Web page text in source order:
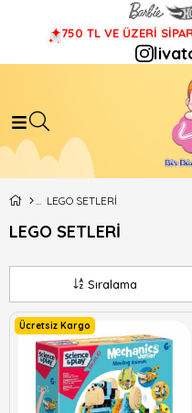
750 TL VE ÜZERİ
LEGO SETLERİ
LEGO SETLERİ
Sıralama
Ücretsiz Kargo